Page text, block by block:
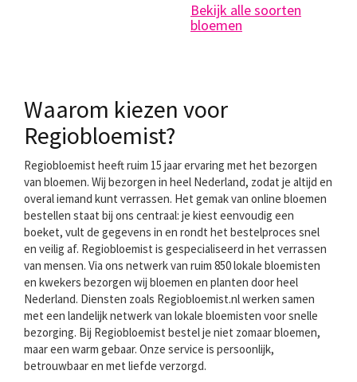
Bekijk alle soorten
bloemen
Waarom kiezen voor
Regiobloemist?
Regiobloemist heeft ruim 15 jaar ervaring met het bezorgen
van bloemen. Wij bezorgen in heel Nederland, zodat je altijd en
overal iemand kunt verrassen. Het gemak van online bloemen
bestellen staat bij ons centraal: je kiest eenvoudig een
boeket, vult de gegevens in en rondt het bestelproces snel
en veilig af. Regiobloemist is gespecialiseerd in het verrassen
van mensen. Via ons netwerk van ruim 850 lokale bloemisten
en kwekers bezorgen wij bloemen en planten door heel
Nederland. Diensten zoals Regiobloemist.nl werken samen
met een landelijk netwerk van lokale bloemisten voor snelle
bezorging. Bij Regiobloemist bestel je niet zomaar bloemen,
maar een warm gebaar. Onze service is persoonlijk,
betrouwbaar en met liefde verzorgd.